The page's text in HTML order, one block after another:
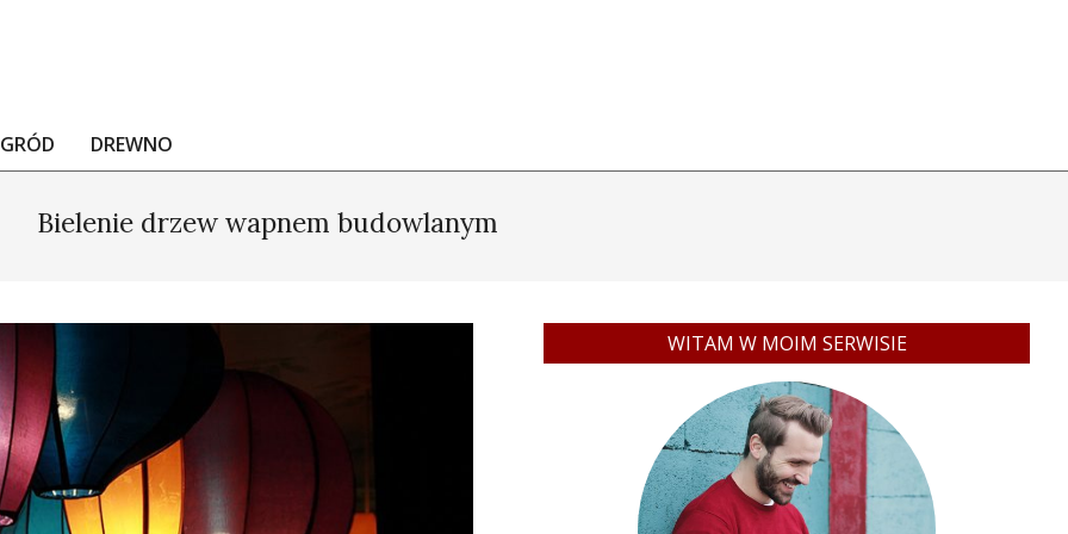
DREWNO
Bielenie drzew wapnem budowlanym
WITAM W MOIM SERWISIE